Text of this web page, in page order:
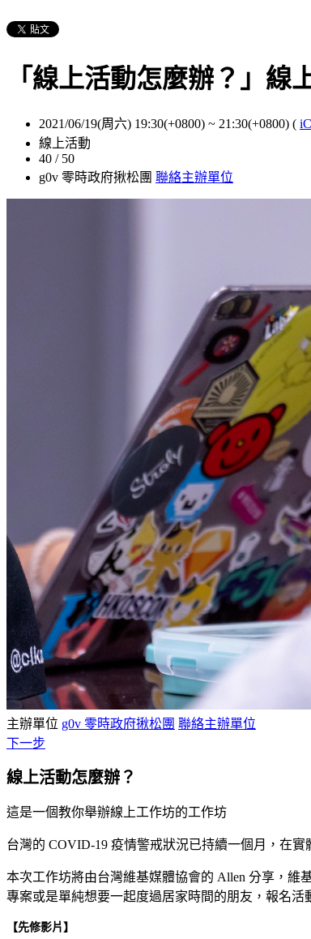
「線上活動怎麼辦？」線
2021/06/19(周六) 19:30(+0800) ~ 21:30(+0800) (
線上活動
40 / 50
g0v 零時政府揪松團 聯絡主辦單位
主辦單位 g0v 零時政府揪松團 聯絡主辦單位
下一步
線上活動怎麼辦？
這是一個教你舉辦線上工作坊的工作坊
台灣的 COVID-19 疫情警戒狀況已持續一個月，在
本次工作坊將由台灣維基媒體協會的 Allen 分享，維
專案或是單純想要一起度過居家時間的朋友，報名活
【先修影片】